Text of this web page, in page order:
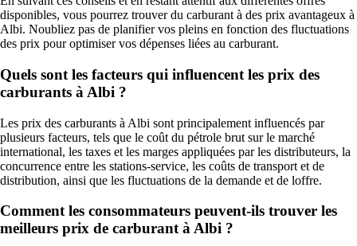
disponibles, vous pourrez trouver du carburant à des prix avantageux à
Albi. Noubliez pas de planifier vos pleins en fonction des fluctuations
des prix pour optimiser vos dépenses liées au carburant.
Quels sont les facteurs qui influencent les prix des
carburants à Albi ?
Les prix des carburants à Albi sont principalement influencés par
plusieurs facteurs, tels que le coût du pétrole brut sur le marché
international, les taxes et les marges appliquées par les distributeurs, la
concurrence entre les stations-service, les coûts de transport et de
distribution, ainsi que les fluctuations de la demande et de loffre.
Comment les consommateurs peuvent-ils trouver les
meilleurs prix de carburant à Albi ?